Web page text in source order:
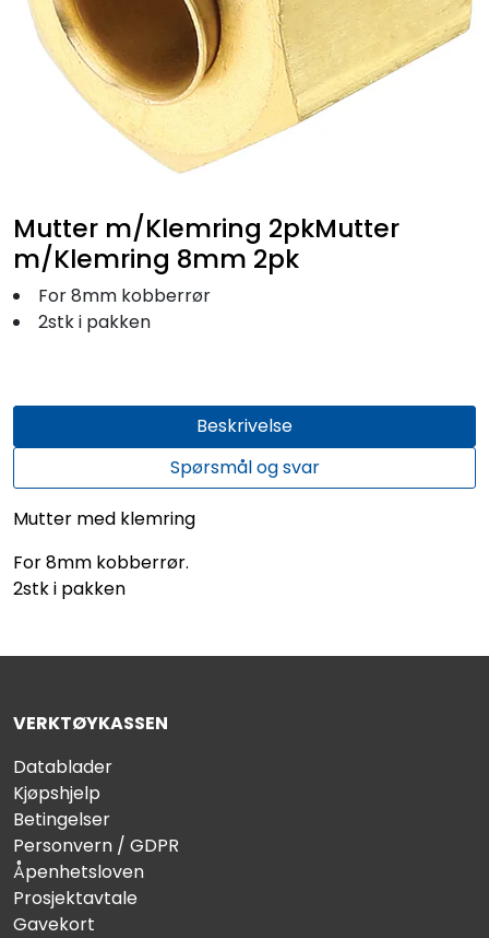
Mutter m/Klemring 2pkMutter
m/Klemring 8mm 2pk
For 8mm kobberrør
2stk i pakken
Beskrivelse
Spørsmål og svar
Mutter med klemring
For 8mm kobberrør.
2stk i pakken
VERKTØYKASSEN
Datablader
Kjøpshjelp
Betingelser
Personvern / GDPR
Åpenhetsloven
Prosjektavtale
Gavekort
Fritid/Sikkerhet
Båtpleie/Opplag
Outlet
Kampanje